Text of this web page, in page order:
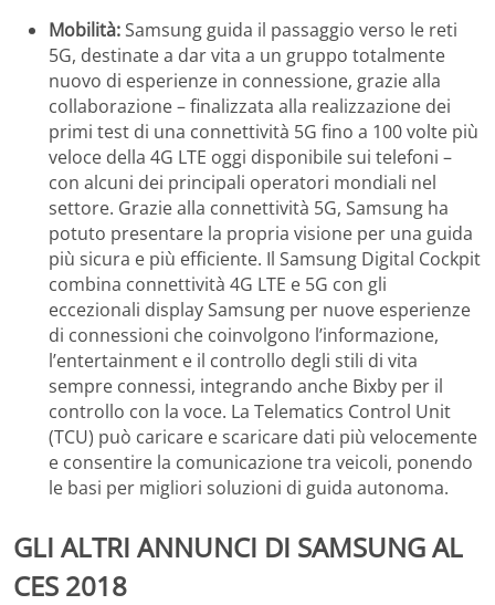
Mobilità:Samsung guida il passaggio verso le reti
5G, destinate a dar vita a un gruppo totalmente
nuovo di esperienze in connessione, grazie alla
collaborazione – finalizzata alla realizzazione dei
primi test di una connettività 5G fino a 100 volte più
veloce della 4G LTE oggi disponibile sui telefoni –
con alcuni dei principali operatori mondiali nel
settore. Grazie alla connettività 5G, Samsung ha
potuto presentare la propria visione per una guida
più sicura e più efficiente. Il Samsung Digital Cockpit
combina connettività 4G LTE e 5G con gli
eccezionali display Samsung per nuove esperienze
di connessioni che coinvolgono l’informazione,
l’entertainment e il controllo degli stili di vita
sempre connessi, integrando anche Bixby per il
controllo con la voce. La Telematics Control Unit
(TCU) può caricare e scaricare dati più velocemente
e consentire la comunicazione tra veicoli, ponendo
le basi per migliori soluzioni di guida autonoma.
GLI ALTRI ANNUNCI DI SAMSUNG AL
CES 2018